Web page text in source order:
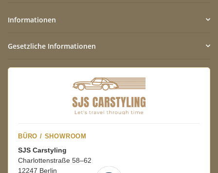
Informationen
Gesetzliche Informationen
BÜRO / SHOWROOM
SJS Carstyling
Charlottenstraße 58–62
12247 Berlin